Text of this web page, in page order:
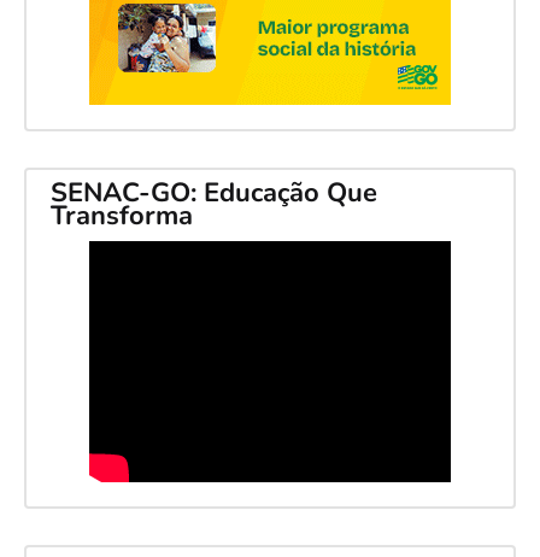
SENAC-GO: Educação Que
Transforma